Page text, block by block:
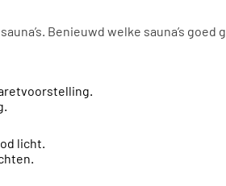
Benieuwd welke sauna’s
licht.